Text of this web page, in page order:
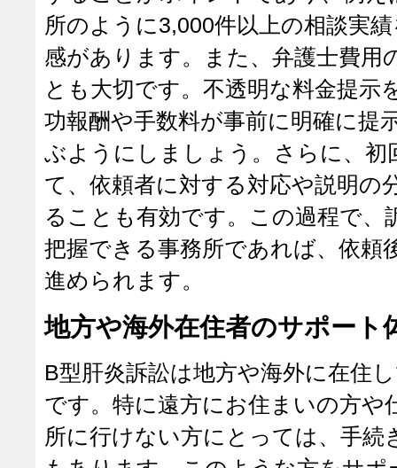
所のように3,000件以上の相談実
感があります。また、弁護士費用
とも大切です。不透明な料金提示
功報酬や手数料が事前に明確に提
ぶようにしましょう。さらに、初
て、依頼者に対する対応や説明の
ることも有効です。この過程で、
把握できる事務所であれば、依頼
進められます。
地方や海外在住者のサポート
B型肝炎訴訟は地方や海外に在住
です。特に遠方にお住まいの方や
所に行けない方にとっては、手続